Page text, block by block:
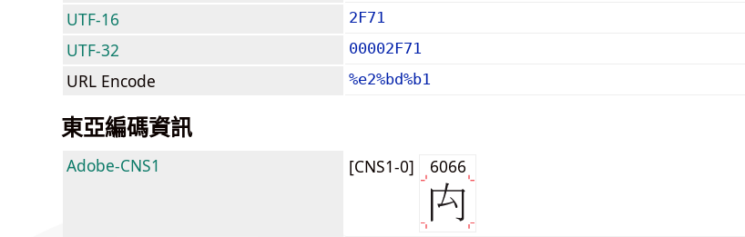
UTF-16 2F71
UTF-32 00002F71
URL Encode %e2%bd%b1
東亞編碼資訊
Adobe-CNS1 [CNS1-0] 6066